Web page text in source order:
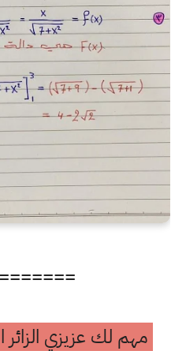
مهم لك عزيزي